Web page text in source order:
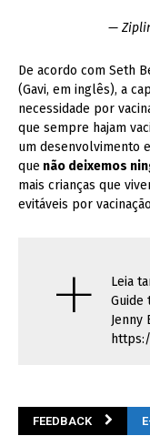
—
De acordo com Seth
(Gavi, em inglês), a
necessidade por
que sempre hajam
um desenvolvimento
que não deixemos
mais crianças que
evitáveis por
+
Leia
Guide
Jenny
FEEDBACK